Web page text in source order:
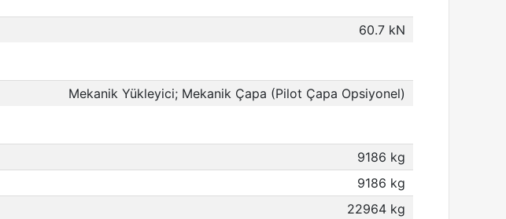
60.7 kN
Mekanik Yükleyici; Mekanik Çapa (Pilot Çapa Opsiyonel)
9186 kg
9186 kg
22964 kg